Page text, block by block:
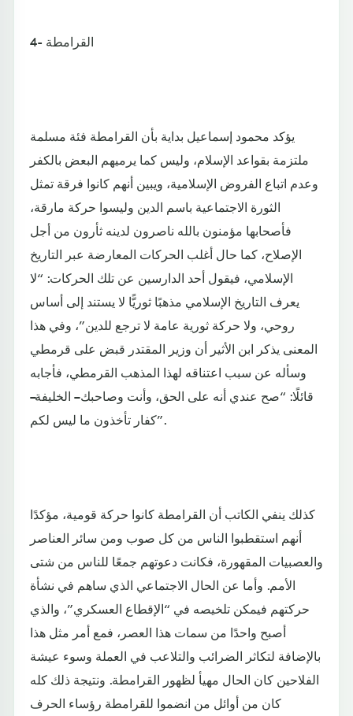
4- القرامطة
يؤكد محمود إسماعيل بداية بأن القرامطة فئة مسلمة
ملتزمة بقواعد الإسلام، وليس كما يرميهم البعض بالكفر
وعدم اتباع الفروض الإسلامية، ويبين أنهم كانوا فرقة تمثل
الثورة الاجتماعية باسم الدين وليسوا حركة مارقة،
فأصحابها مؤمنون بالله ناصرون لدينه ثأرون من أجل
الإصلاح، كما حال أغلب الحركات المعارضة عبر التاريخ
الإسلامي، فيقول أحد الدارسين عن تلك الحركات: “لا
يعرف التاريخ الإسلامي مذهبًا ثوريًّا لا يستند إلى أساس
روحي، ولا حركة ثورية عامة لا ترجع للدين”، وفي هذا
المعنى يذكر ابن الأثير أن وزير المقتدر قبض على قرمطي
وسأله عن سبب اعتناقه لهذا المذهب القرمطي، فأجابه
قائلًا: “صح عندي أنه على الحق، وأنت وصاحبك – الخليفة–
كفار تأخذون ما ليس لكم”.
كذلك ينفي الكاتب أن القرامطة كانوا حركة قومية، مؤكدًا
أنهم استقطبوا الناس من كل صوب ومن سائر العناصر
والعصبيات المقهورة، فكانت دعوتهم جمعًا للناس من شتى
الأمم. وأما عن الحال الاجتماعي الذي ساهم في نشأة
حركتهم فيمكن تلخيصه في “الإقطاع العسكري”، والذي
أصبح واحدًا من سمات هذا العصر، فمع أمر مثل هذا
بالإضافة لتكاثر الضرائب والتلاعب في العملة وسوء عيشة
الفلاحين كان الحال مهيأ لظهور القرامطة. ونتيجة ذلك كله
كان من أوائل من انضموا للقرامطة رؤساء الحرف